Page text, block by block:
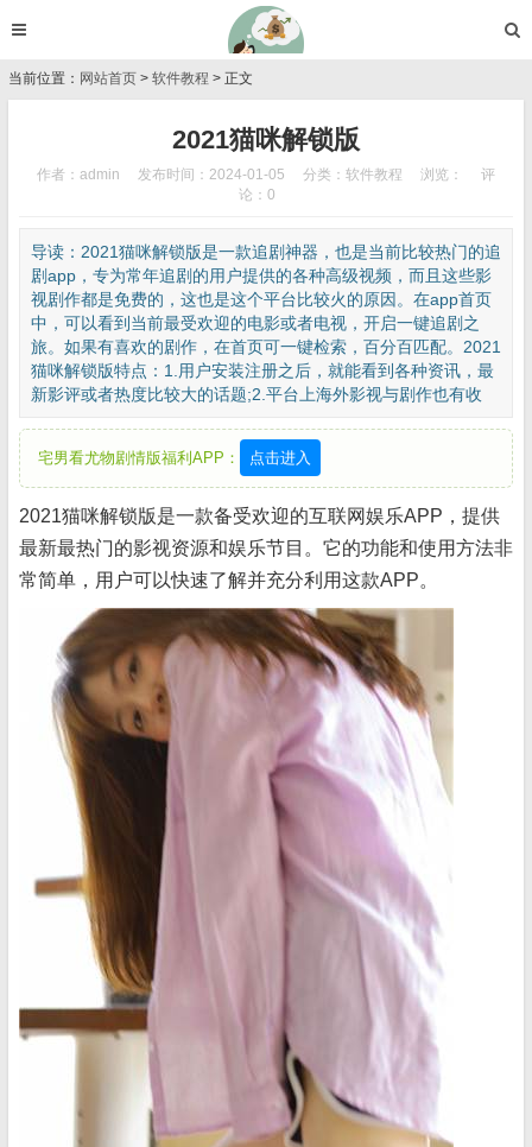
当前位置： 网站首页 > 软件教程 > 正文
2021猫咪解锁版
作者：admin 发布时间：2024-01-05 分类： 软件教程 浏览：
评
论：0
导读：2021猫咪解锁版是一款追剧神器，也是当前比较热门的追
剧app，专为常年追剧的用户提供的各种高级视频，而且这些影
视剧作都是免费的，这也是这个平台比较火的原因。在app首页
中，可以看到当前最受欢迎的电影或者电视，开启一键追剧之
旅。如果有喜欢的剧作，在首页可一键检索，百分百匹配。2021
猫咪解锁版特点：1.用户安装注册之后，就能看到各种资讯，最
新影评或者热度比较大的话题;2.平台上海外影视与剧作也有收
宅男看尤物剧情版福利APP： 点击进入
2021猫咪解锁版是一款备受欢迎的互联网娱乐APP，提供
最新最热门的影视资源和娱乐节目。它的功能和使用方法非
常简单，用户可以快速了解并充分利用这款APP。